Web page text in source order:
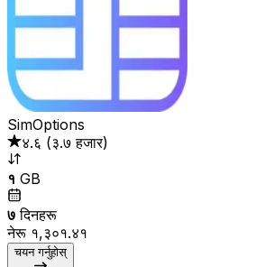
SimOptions
४.६ (३.७ हजार)
१ GB
७ दिनहरू
नेरू १,३०१.४१
चयन गर्नुहोस्